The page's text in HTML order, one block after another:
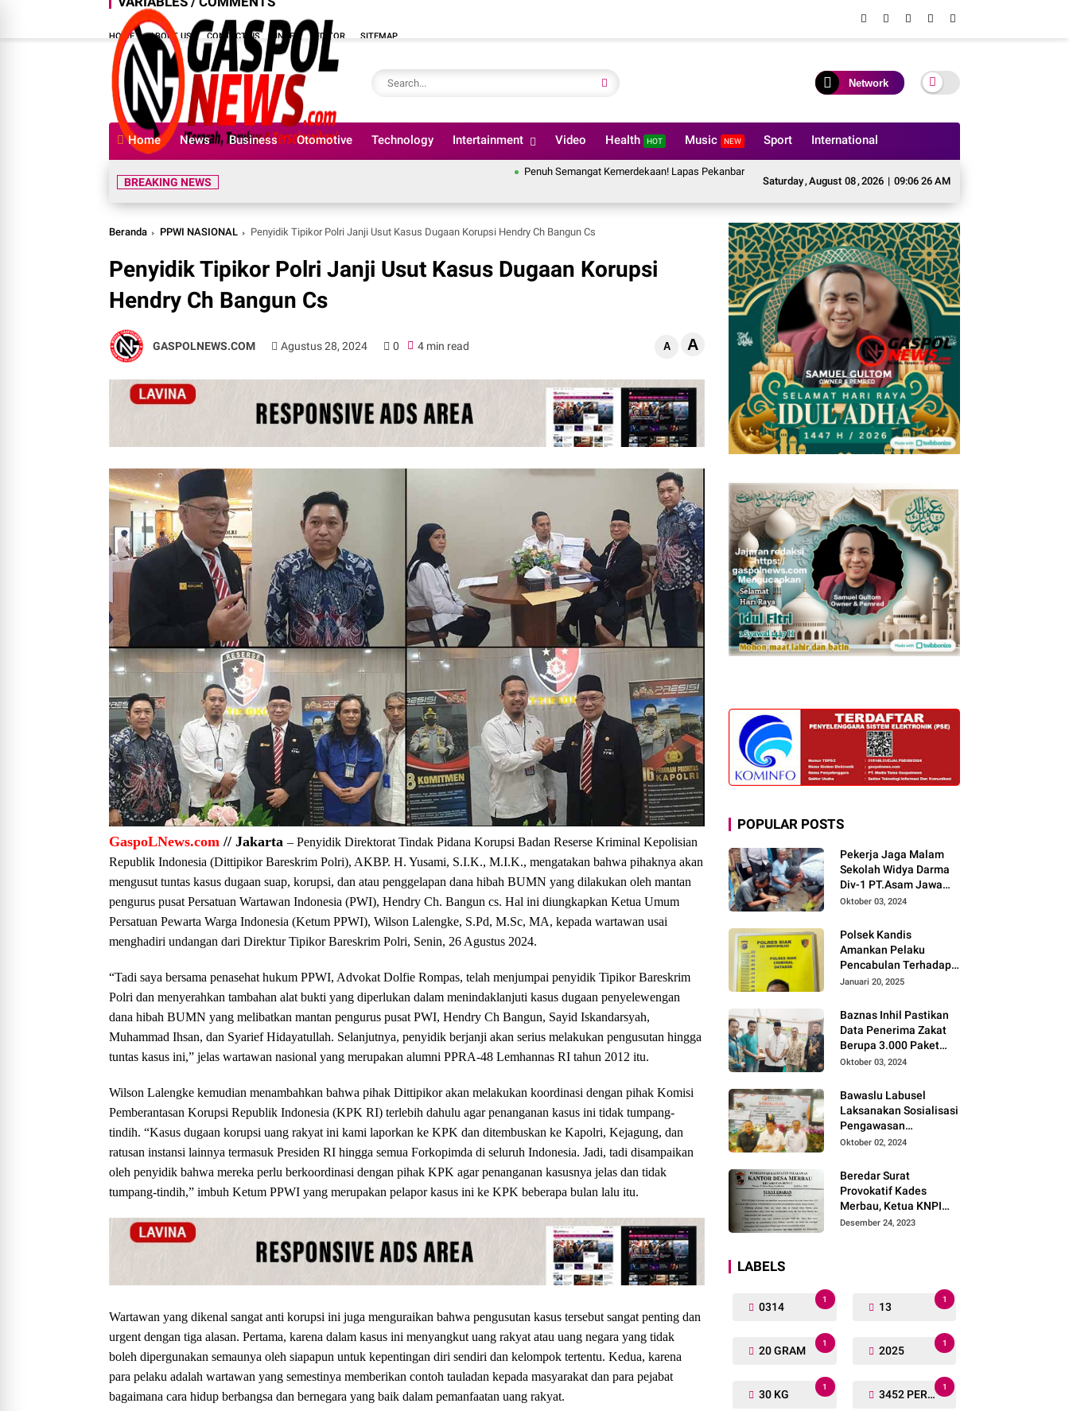
HOME ABOUT US CONTACT US INDEX EDITOR SITEMAP
Network
Home News Business Otomotive Technology Intertainment Video Health HOT Music NEW Sport International
Saturday,August 08,2026 | 09:06 27 AM
BREAKING NEWS
Penuh Semangat Kemerdekaan! Lapas Pekanbaru Ikuti Pembukaan Pekan Olahraga Ditjenpas Riau HUT RI ke-81
Beranda PPWI NASIONAL Penyidik Tipikor Polri Janji Usut Kasus Dugaan Korupsi Hendry Ch Bangun Cs
Penyidik Tipikor Polri Janji Usut Kasus Dugaan Korupsi
Hendry Ch Bangun Cs
GASPOLNEWS.COM Agustus 28, 2024 0 4 min read A A
GaspoLNews.com // Jakarta – Penyidik Direktorat Tindak Pidana Korupsi Badan Reserse Kriminal Kepolisian
Republik Indonesia (Dittipikor Bareskrim Polri), AKBP. H. Yusami, S.I.K., M.I.K., mengatakan bahwa pihaknya akan
mengusut tuntas kasus dugaan suap, korupsi, dan atau penggelapan dana hibah BUMN yang dilakukan oleh mantan
pengurus pusat Persatuan Wartawan Indonesia (PWI), Hendry Ch. Bangun cs. Hal ini diungkapkan Ketua Umum
Persatuan Pewarta Warga Indonesia (Ketum PPWI), Wilson Lalengke, S.Pd, M.Sc, MA, kepada wartawan usai
menghadiri undangan dari Direktur Tipikor Bareskrim Polri, Senin, 26 Agustus 2024.
“Tadi saya bersama penasehat hukum PPWI, Advokat Dolfie Rompas, telah menjumpai penyidik Tipikor Bareskrim
Polri dan menyerahkan tambahan alat bukti yang diperlukan dalam menindaklanjuti kasus dugaan penyelewengan
dana hibah BUMN yang melibatkan mantan pengurus pusat PWI, Hendry Ch Bangun, Sayid Iskandarsyah,
Muhammad Ihsan, dan Syarief Hidayatullah. Selanjutnya, penyidik berjanji akan serius melakukan pengusutan hingga
tuntas kasus ini,” jelas wartawan nasional yang merupakan alumni PPRA-48 Lemhannas RI tahun 2012 itu.
Wilson Lalengke kemudian menambahkan bahwa pihak Dittipikor akan melakukan koordinasi dengan pihak Komisi
Pemberantasan Korupsi Republik Indonesia (KPK RI) terlebih dahulu agar penanganan kasus ini tidak tumpang-
tindih. “Kasus dugaan korupsi uang rakyat ini kami laporkan ke KPK dan ditembuskan ke Kapolri, Kejagung, dan
ratusan instansi lainnya termasuk Presiden RI hingga semua Forkopimda di seluruh Indonesia. Jadi, tadi disampaikan
oleh penyidik bahwa mereka perlu berkoordinasi dengan pihak KPK agar penanganan kasusnya jelas dan tidak
tumpang-tindih,” imbuh Ketum PPWI yang merupakan pelapor kasus ini ke KPK beberapa bulan lalu itu.
Wartawan yang dikenal sangat anti korupsi ini juga menguraikan bahwa pengusutan kasus tersebut sangat penting dan
urgent dengan tiga alasan. Pertama, karena dalam kasus ini menyangkut uang rakyat atau uang negara yang tidak
boleh dipergunakan semaunya oleh siapapun untuk kepentingan diri sendiri dan kelompok tertentu. Kedua, karena
para pelaku adalah wartawan yang semestinya memberikan contoh tauladan kepada masyarakat dan para pejabat
bagaimana cara hidup berbangsa dan bernegara yang baik dalam pemanfaatan uang rakyat.
POPULAR POSTS
Pekerja Jaga Malam
Sekolah Widya Darma
Div-1 PT.Asam Jawa
Todongkan Senpi
Sumberjo
Oktober 03, 2024
Polsek Kandis
Amankan Pelaku
Pencabulan Terhadap
Dua Anak Kakak-
Gereja
Januari 20, 2025
Baznas Inhil Pastikan
Data Penerima Zakat
Berupa 3.000 Paket
Premium Boxs Sudah
Oktober 03, 2024
Bawaslu Labusel
Laksanakan Sosialisasi
Pengawasan
Partisipatif kepada
Pemuda Dan Agama
Pada pilkada Serentak
2024
Oktober 02, 2024
Beredar Surat
Provokatif Kades
Merbau, Ketua KNPI
Riau: "Periksa, Tangkap
Desember 24, 2023
LABELS
0314
1
13
1
20 GRAM
1
2025
1
30 KG
1
3452 PERSONIL
1